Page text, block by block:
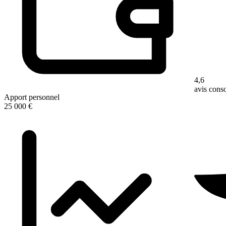
Apport personnel
25 000 €
4,6
avis